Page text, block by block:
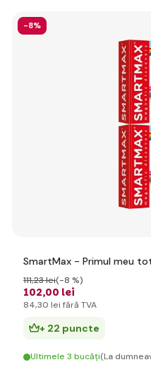
-8%
SmartMax - Primul meu
102,00 lei
111,23 lei(-8 %)
84,30 lei fără TVA
+ 22 puncte
Ultimele 3 bucăți(La